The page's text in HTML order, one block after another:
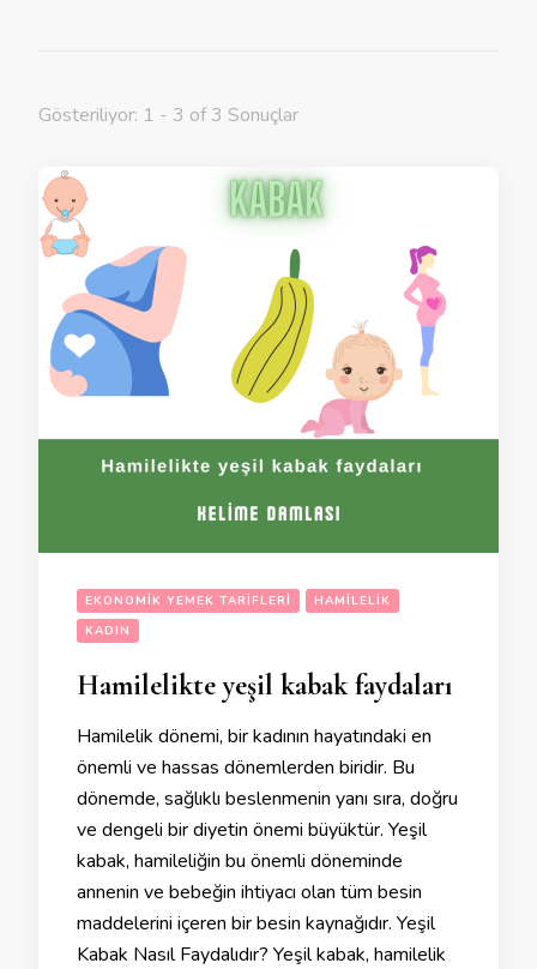
Gösteriliyor: 1 - 3 of 3 Sonuçlar
EKONOMIK YEMEK TARIFLERI
HAMILELIK
KADIN
Hamilelikte yeşil kabak faydaları
Hamilelik dönemi, bir kadının hayatındaki en
önemli ve hassas dönemlerden biridir. Bu
dönemde, sağlıklı beslenmenin yanı sıra, doğru
ve dengeli bir diyetin önemi büyüktür. Yeşil
kabak, hamileliğin bu önemli döneminde
annenin ve bebeğin ihtiyacı olan tüm besin
maddelerini içeren bir besin kaynağıdır. Yeşil
Kabak Nasıl Faydalıdır? Yeşil kabak, hamilelik